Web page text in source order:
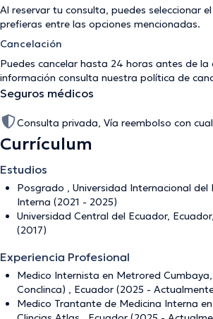
Al reservar tu consulta, puedes seleccionar
prefieras entre las opciones mencionadas.
Cancelación
Puedes cancelar hasta 24 horas antes de
información consulta nuestra política de
Seguros médicos
Consulta privada, Vía reembolso con
Currículum
Estudios
Posgrado , Universidad Internacional del
Interna (2021 - 2025)
Universidad Central del Ecuador,
(2017)
Experiencia Profesional
Medico Internista en Metrored
Conclinca) , Ecuador (2025 -
Medico Trantante de Medicina Interna